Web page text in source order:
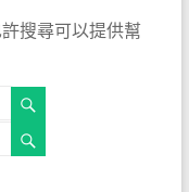
搜尋可以提供幫